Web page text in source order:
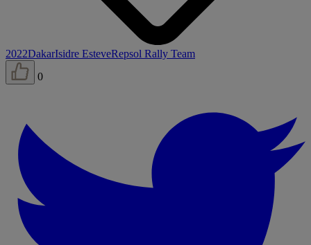
2022DakarIsidre EsteveRepsol Rally Team
0